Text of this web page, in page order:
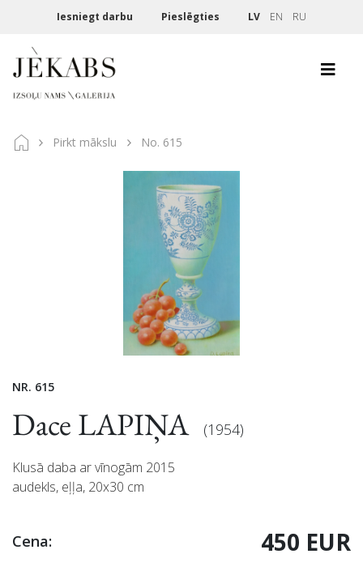
Iesniegt darbu Pieslēgties LV EN RU
Pirkt mākslu No. 615
NR. 615
Dace LAPIŅA (1954)
Klusā daba ar vīnogām 2015
audekls, eļļa, 20x30 cm
Cena: 450 EUR